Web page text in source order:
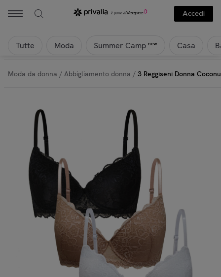
Accedi
Tutte Moda Summer Camp new Casa
Moda da donna / Abbigliamento donna / 3 Reggiseni Donna